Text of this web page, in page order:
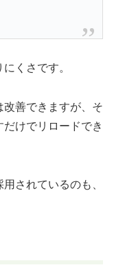
くさです。
改善できますが、そ
けでリロードでき
されているのも、